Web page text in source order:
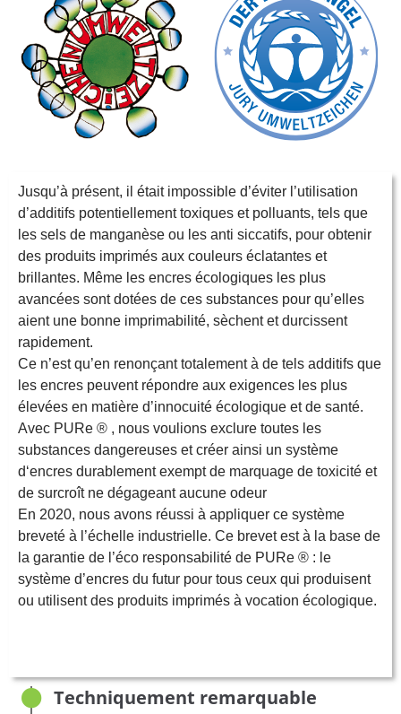
Jusqu’à présent, il était impossible d’éviter l’utilisation
d’additifs potentiellement toxiques et polluants, tels que
les sels de manganèse ou les anti siccatifs, pour obtenir
des produits imprimés aux couleurs éclatantes et
brillantes. Même les encres écologiques les plus
avancées sont dotées de ces substances pour qu’elles
aient une bonne imprimabilité, sèchent et durcissent
rapidement.
Ce n’est qu’en renonçant totalement à de tels additifs que
les encres peuvent répondre aux exigences les plus
élevées en matière d’innocuité écologique et de santé.
Avec PURe ® , nous voulions exclure toutes les
substances dangereuses et créer ainsi un système
d‘encres durablement exempt de marquage de toxicité et
de surcroît ne dégageant aucune odeur
En 2020, nous avons réussi à appliquer ce système
breveté à l’échelle industrielle. Ce brevet est à la base de
la garantie de l’éco responsabilité de PURe ® : le
système d’encres du futur pour tous ceux qui produisent
ou utilisent des produits imprimés à vocation écologique.
Techniquement remarquable